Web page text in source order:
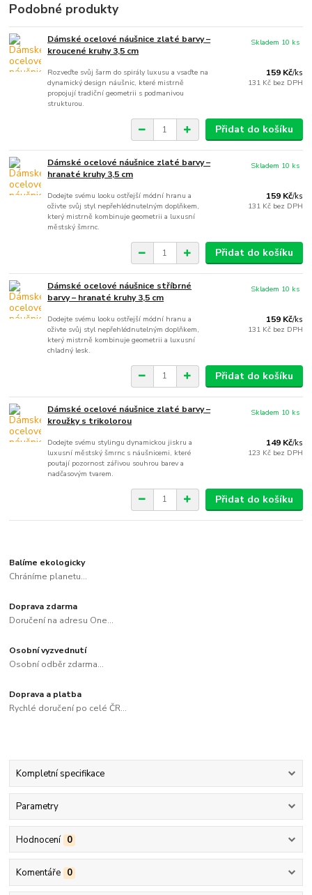
Podobné produkty
Dámské ocelové náušnice zlaté barvy –
kroucené kruhy 3,5 cm
Rozveďte svůj šarm do spirály luxusu a vsaďte na
dynamický design náušnic, které mistrně
propojují tradiční geometrii s podmanivou
strukturou.
159 Kč/ks
131 Kč bez DPH
Skladem 10 ks
Přidat do košíku
Dámské ocelové náušnice zlaté barvy –
hranaté kruhy 3,5 cm
Dodejte svému looku ostřejší módní hranu a
oživte svůj styl nepřehlédnutelným doplňkem,
který mistrně kombinuje geometrii a luxusní
městský šmrnc.
159 Kč/ks
131 Kč bez DPH
Skladem 10 ks
Přidat do košíku
Dámské ocelové náušnice stříbrné
barvy – hranaté kruhy 3,5 cm
Dodejte svému looku ostřejší módní hranu a
oživte svůj styl nepřehlédnutelným doplňkem,
který mistrně kombinuje geometrii a luxusní
chladný lesk.
159 Kč/ks
131 Kč bez DPH
Skladem 10 ks
Přidat do košíku
Dámské ocelové náušnice zlaté barvy –
kroužky s trikolorou
Dodejte svému stylingu dynamickou jiskru a
luxusní městský šmrnc s náušnicemi, které
poutají pozornost zářivou souhrou barev a
nadčasovým tvarem.
149 Kč/ks
123 Kč bez DPH
Skladem 10 ks
Přidat do košíku
Balíme ekologicky
Chráníme planetu...
Doprava zdarma
Doručení na adresu One...
Osobní vyzvednutí
Osobní odběr zdarma...
Doprava a platba
Rychlé doručení po celé ČR...
Kompletní specifikace
Parametry
Hodnocení 0
Komentáře 0